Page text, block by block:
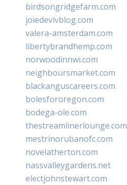
birdsongridgefarm.com
joiedevivblog.com
valera-amsterdam.com
libertybrandhemp.com
norwoodinnwi.com
neighboursmarket.com
blackanguscareers.com
bolesfororegon.com
bodega-ole.com
thestreamlinerlounge.com
mestrinorubanofc.com
novelatherton.com
nassvalleygardens.net
electjohnstewart.com